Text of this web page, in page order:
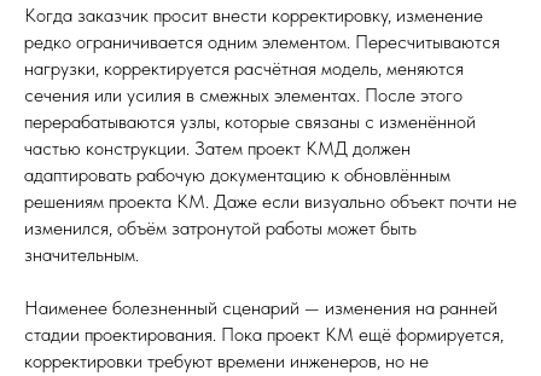
Когда заказчик просит внести корректировку, изменение
редко ограничивается одним элементом. Пересчитываются
нагрузки, корректируется расчётная модель, меняются
сечения или усилия в смежных элементах. После этого
перерабатываются узлы, которые связаны с изменённой
частью конструкции. Затем проект КМД должен
адаптировать рабочую документацию к обновлённым
решениям проекта КМ. Даже если визуально объект почти не
изменился, объём затронутой работы может быть
значительным.
Наименее болезненный сценарий — изменения на ранней
стадии проектирования. Пока проект КМ ещё формируется,
корректировки требуют времени инженеров, но не